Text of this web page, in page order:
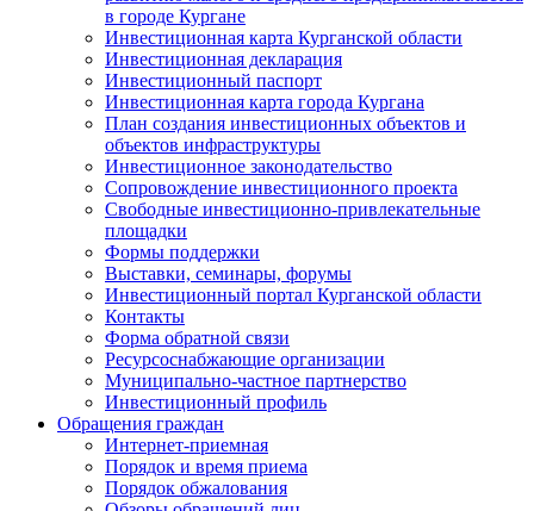
в городе Кургане
Инвестиционная карта Курганской области
Инвестиционная декларация
Инвестиционный паспорт
Инвестиционная карта города Кургана
План создания инвестиционных объектов и
объектов инфраструктуры
Инвестиционное законодательство
Сопровождение инвестиционного проекта
Свободные инвестиционно-привлекательные
площадки
Формы поддержки
Выставки, семинары, форумы
Инвестиционный портал Курганской области
Контакты
Форма обратной связи
Ресурсоснабжающие организации
Муниципально-частное партнерство
Инвестиционный профиль
Обращения граждан
Интернет-приемная
Порядок и время приема
Порядок обжалования